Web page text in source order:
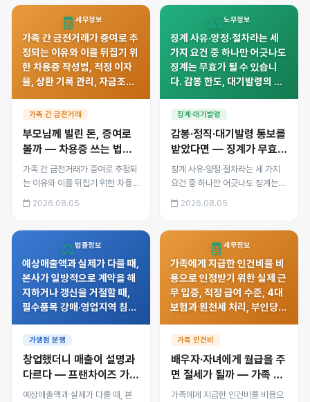
🧾 세무정보
가족 간 금전거래가 증여로 추
정되는 이유와 이를 뒤집기 위
한 차용증 작성법, 적정 이자
율, 상환 기록 관리, 자금조달
실제로 확인하는 항목을 정리
가족 간 금전거래
부모님께 빌린 돈, 증여로
볼까 — 차용증 쓰는 법과
자금출처조사 대비
가족 간 금전거래가 증여로 추정되
는 이유와 이를 뒤집기 위한 차용
증 작성법, 적정 이자율, 상환 기록
관리, 자금조달계획서와 자금출처
2026.08.05
노무정보
징계 사유·양정·절차라는 세
가지 요건 중 하나만 어긋나도
징계는 무효가 될 수 있습니
다. 감봉 한도, 대기발령의 성
청까지 대응 순서를 정리했습
징계·대기발령
감봉·정직·대기발령 통보를
받았다면 — 징계가 무효가
되는 세 가지 이유
징계 사유·양정·절차라는 세 가지
요건 중 하나만 어긋나도 징계는
무효가 될 수 있습니다. 감봉 한도,
대기발령의 성격, 재심과 노동위원
2026.08.05
⚖️법률정보
예상매출액과 실제가 다를 때,
본사가 일방적으로 계약을 해
지하거나 갱신을 거절할 때,
필수품목 강매·영업지역 침해
있는 법적 수단과 증거 확보
가맹점 분쟁
창업했더니 매출이 설명과
다르다 — 프랜차이즈 가맹
점주가 쓸 수 있는 권리
예상매출액과 실제가 다를 때, 본
🧾 세무정보
가족에게 지급한 인건비를 비
용으로 인정받기 위한 실제 근
무 입증, 적정 급여 수준, 4대
보험과 원천세 처리, 부인당했
제까지 정리했습니다.
가족 인건비
배우자·자녀에게 월급을 주
면 절세가 될까 — 가족 인
건비 인정 요건과 위험
가족에게 지급한 인건비를 비용으